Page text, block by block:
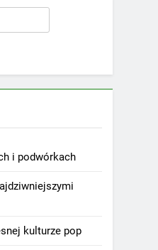
i podwórkach
kulturze pop